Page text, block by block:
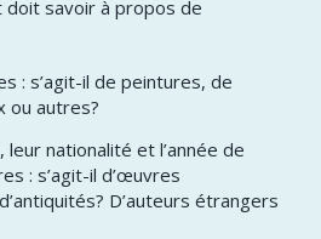
savoir à propos de
: s’agit-il de peintures, de
ou autres?
nationalité et l’année de
: s’agit-il d’œuvres
D’auteurs étrangers